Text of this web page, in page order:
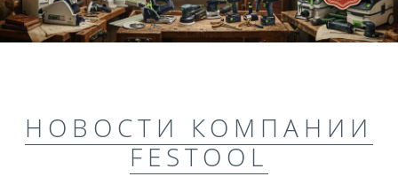
НОВОСТИ КОМПАНИИ
FESTOOL